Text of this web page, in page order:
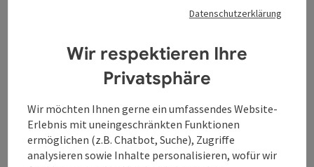
Heimliches Wahrzeichen, 1871 gegründet, idyllische
Donauradweg.
Kontakt
Datenschutzerklärung
Wir respektieren Ihre
Privatsphäre
Wir möchten Ihnen gerne ein umfassendes Website-
Erlebnis mit uneingeschränkten Funktionen
ermöglichen (z.B. Chatbot, Suche), Zugriffe
analysieren sowie Inhalte personalisieren, wofür wir